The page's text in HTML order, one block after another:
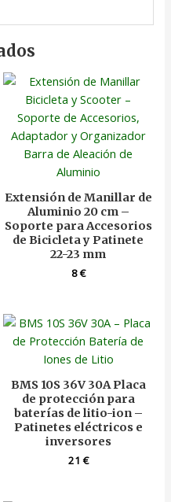
Extensión de Manillar de
Aluminio 20 cm –
Soporte para Accesorios
de Bicicleta y Patinete
22-23 mm
8€
BMS 10S 36V 30A Placa
de protección para
baterías de litio-ion –
Patinetes eléctricos e
inversores
21€